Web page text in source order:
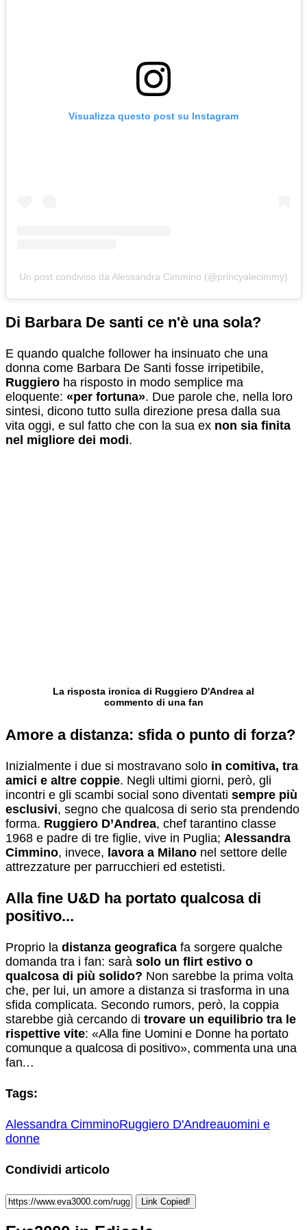
Visualizza questo post su Instagram
Un post condiviso da Alessandra Cimmino (@princyalecimmy)
Di Barbara De santi ce n'è una sola?
E quando qualche follower ha insinuato che una
donna come Barbara De Santi fosse irripetibile,
Ruggiero ha risposto in modo semplice ma
eloquente: «per fortuna». Due parole che, nella loro
sintesi, dicono tutto sulla direzione presa dalla sua
vita oggi, e sul fatto che con la sua ex non sia finita
nel migliore dei modi.
La risposta ironica di Ruggiero D'Andrea al
commento di una fan
Amore a distanza: sfida o punto di forza?
Inizialmente i due si mostravano solo in comitiva, tra
amici e altre coppie. Negli ultimi giorni, però, gli
incontri e gli scambi social sono diventati sempre più
esclusivi, segno che qualcosa di serio sta prendendo
forma. Ruggiero D’Andrea, chef tarantino classe
1968 e padre di tre figlie, vive in Puglia; Alessandra
Cimmino, invece, lavora a Milano nel settore delle
attrezzature per parrucchieri ed estetisti.
Alla fine U&D ha portato qualcosa di
positivo...
Proprio la distanza geografica fa sorgere qualche
domanda tra i fan: sarà solo un flirt estivo o
qualcosa di più solido? Non sarebbe la prima volta
che, per lui, un amore a distanza si trasforma in una
sfida complicata. Secondo rumors, però, la coppia
starebbe già cercando di trovare un equilibrio tra le
rispettive vite: «Alla fine Uomini e Donne ha portato
comunque a qualcosa di positivo», commenta una una
fan…
Tags:
Alessandra CimminoRuggiero D'Andreauomini e
donne
Condividi articolo
Link Copied!